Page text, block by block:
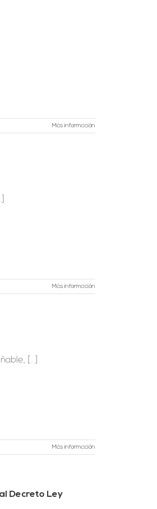
Más información
Más información
[...]
Más información
Decreto Ley